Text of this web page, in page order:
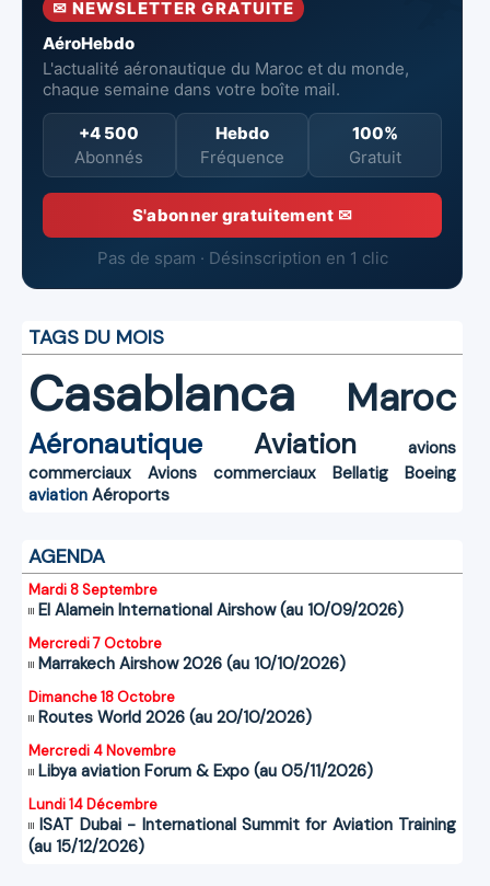
✉ NEWSLETTER GRATUITE
AéroHebdo
L'actualité aéronautique du Maroc et du monde,
chaque semaine dans votre boîte mail.
+4 500
Abonnés
Hebdo
Fréquence
100%
Gratuit
S'abonner gratuitement ✉
Pas de spam · Désinscription en 1 clic
TAGS DU MOIS
Casablanca Maroc
Aéronautique Aviation
avions
commerciaux
Avions commerciaux Bellatig
Boeing
aviation Aéroports
AGENDA
Mardi 8 Septembre
El Alamein International Airshow (au 10/09/2026)
Mercredi 7 Octobre
Marrakech Airshow 2026 (au 10/10/2026)
Dimanche 18 Octobre
Routes World 2026 (au 20/10/2026)
Mercredi 4 Novembre
Libya aviation Forum & Expo (au 05/11/2026)
Lundi 14 Décembre
ISAT Dubai - International Summit for Aviation Training
(au 15/12/2026)